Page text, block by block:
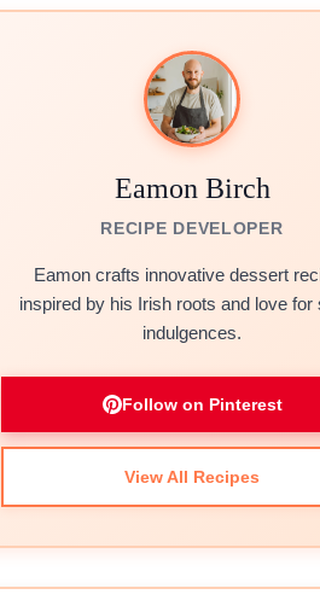
Eamon Birch
RECIPE DEVELOPER
Eamon crafts innovative dessert
inspired by his Irish roots and love for
indulgences.
Follow on Pinterest
View All Recipes